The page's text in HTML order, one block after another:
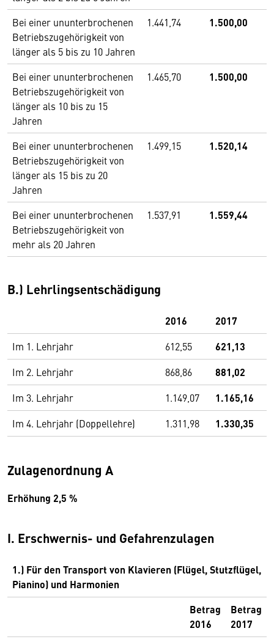
Bei einer ununterbrochenen
Betriebszugehörigkeit von
länger als 5 bis zu 10 Jahren
1.441,74 1.500,00
Bei einer ununterbrochenen
Betriebszugehörigkeit von
länger als 10 bis zu 15
Jahren
1.465,70 1.500,00
Bei einer ununterbrochenen
Betriebszugehörigkeit von
länger als 15 bis zu 20
Jahren
1.499,15 1.520,14
Bei einer ununterbrochenen
Betriebszugehörigkeit von
mehr als 20 Jahren
1.537,91 1.559,44
B.) Lehrlingsentschädigung
2016 2017
Im 1. Lehrjahr 612,55 621,13
Im 2. Lehrjahr 868,86 881,02
Im 3. Lehrjahr 1.149,07 1.165,16
Im 4. Lehrjahr (Doppellehre) 1.311,98 1.330,35
Zulagenordnung A
Erhöhung 2,5 %
I. Erschwernis- und Gefahrenzulagen
1.) Für den Transport von Klavieren (Flügel, Stutzflügel,
Pianino) und Harmonien
Betrag
2016
Betrag
2017